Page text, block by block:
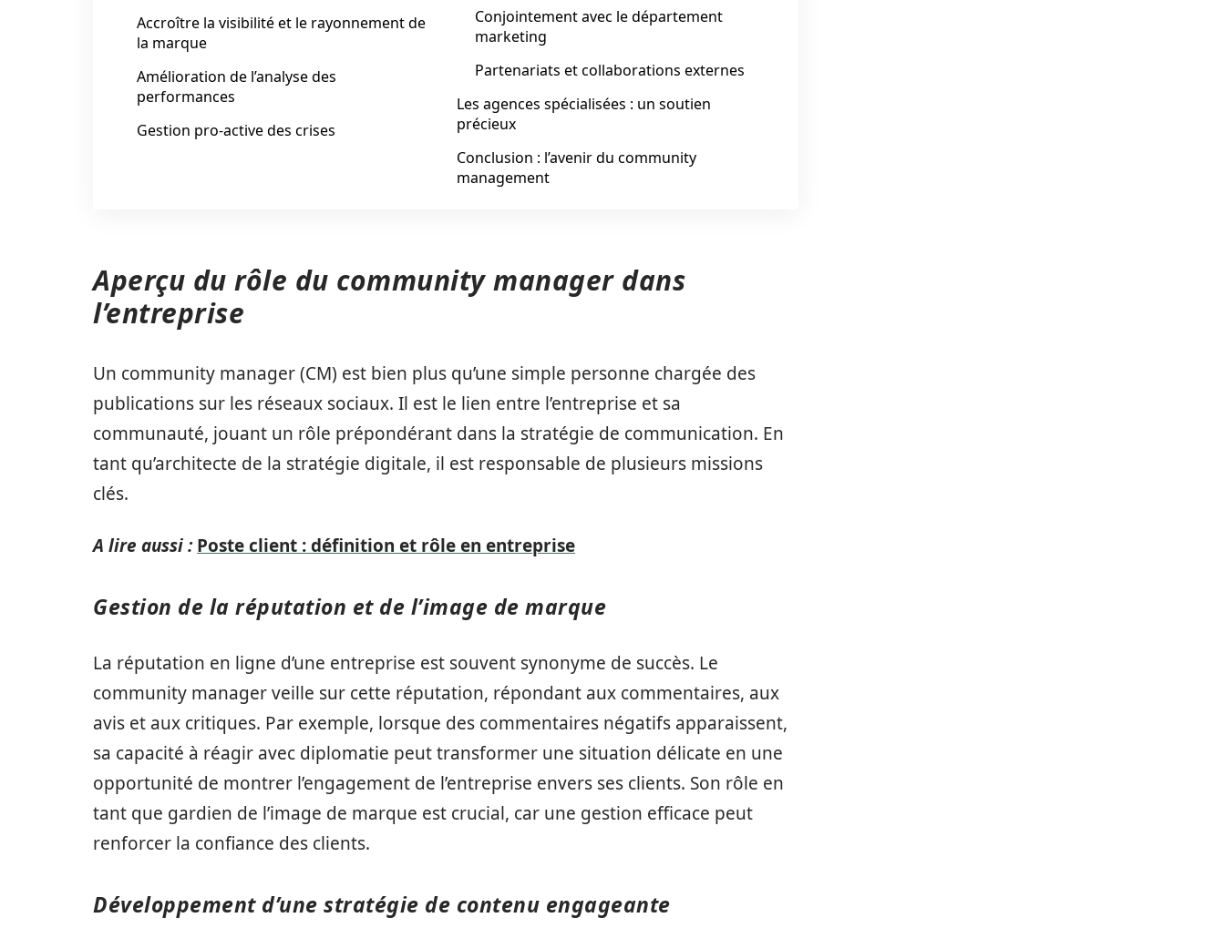
Accroître la visibilité et le rayonnement de
la marque
Amélioration de l’analyse des
performances
Gestion pro-active des crises
Conjointement avec le département
marketing
Partenariats et collaborations externes
Les agences spécialisées : un soutien
précieux
Conclusion : l’avenir du community
management
Aperçu du rôle du community manager dans
l’entreprise
Un community manager (CM) est bien plus qu’une simple personne chargée des
publications sur les réseaux sociaux. Il est le lien entre l’entreprise et sa
communauté, jouant un rôle prépondérant dans la stratégie de communication. En
tant qu’architecte de la stratégie digitale, il est responsable de plusieurs missions
clés.
A lire aussi : Poste client : définition et rôle en entreprise
Gestion de la réputation et de l’image de marque
La réputation en ligne d’une entreprise est souvent synonyme de succès. Le
community manager veille sur cette réputation, répondant aux commentaires, aux
avis et aux critiques. Par exemple, lorsque des commentaires négatifs apparaissent,
sa capacité à réagir avec diplomatie peut transformer une situation délicate en une
opportunité de montrer l’engagement de l’entreprise envers ses clients. Son rôle en
tant que gardien de l’image de marque est crucial, car une gestion efficace peut
renforcer la confiance des clients.
Développement d’une stratégie de contenu engageante